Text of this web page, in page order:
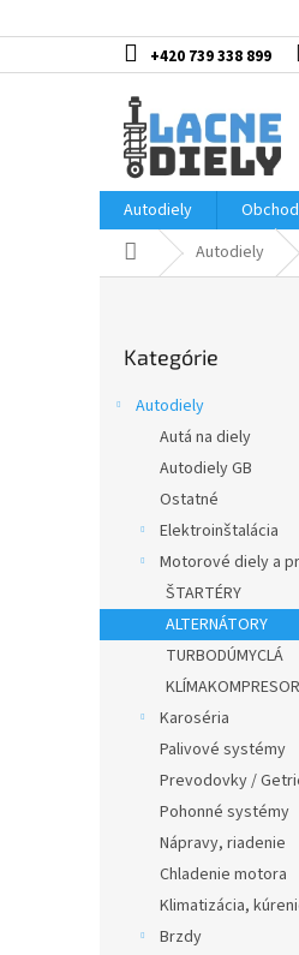
na
+420 739 338 899
Autodiely
DomovAutodiely
kategórie
Kategórie
Autodiely
Autá na diely
Autodiely GB
Ostatné
Elektroinštalácia
Motorové diely a
ŠTARTÉRY
ALTERNÁTORY
TURBODÚMYCLÁ
Karoséria
Palivové systémy
Prevodovky /
Pohonné systémy
Nápravy, riadenie
Chladenie motora
Klimatizácia,
Brzdy